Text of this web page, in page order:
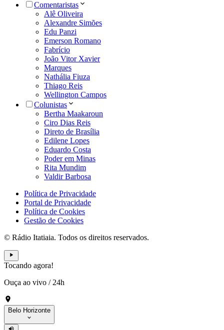
Comentaristas
Alê Oliveira
Alexandre Simões
Edu Panzi
Emerson Romano
Fabrício
João Vitor Xavier
Marques
Nathália Fiuza
Thiago Reis
Wellington Campos
Colunistas
Bertha Maakaroun
Ciro Dias Reis
Direto de Brasília
Edilene Lopes
Eduardo Costa
Poder em Minas
Rita Mundim
Valdir Barbosa
Política de Privacidade
Portal de Privacidade
Política de Cookies
Gestão de Cookies
© Rádio Itatiaia. Todos os direitos reservados.
Tocando agora!
Ouça ao vivo /24h
Belo Horizonte